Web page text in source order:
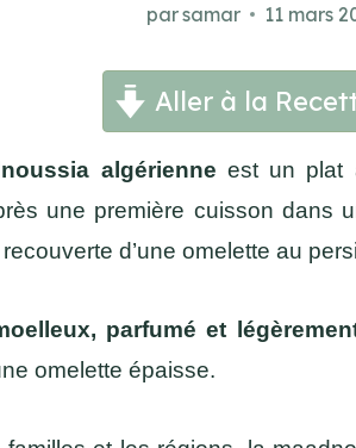
parsamar 11 mars
Aller à la
algérienne est un
une première cuisson dans
d’une omelette au
parfumé et
omelette épaisse.